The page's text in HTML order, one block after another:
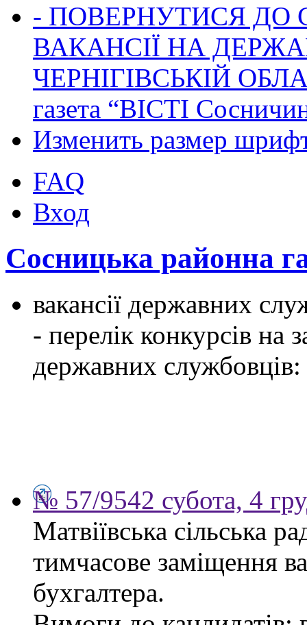
- ПОВЕРНУТИСЯ ДО
ВАКАНСІЇ НА
ЧЕРНІГІВСЬКІЙ
газета “ВІСТІ
Изменить размер
FAQ
Вход
Сосницька районна
вакансії державних
- перелік конкурсів на
державних службовців:
№ 57/9542 субота, 4
Матвіївська сільська
тимчасове заміщення
бухгалтера.